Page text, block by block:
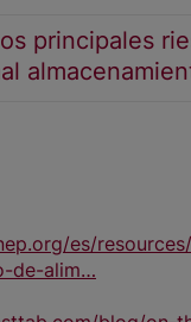
principales
es/
de-alim…